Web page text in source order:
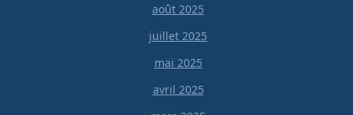
août 2025
juillet 2025
mai 2025
avril 2025